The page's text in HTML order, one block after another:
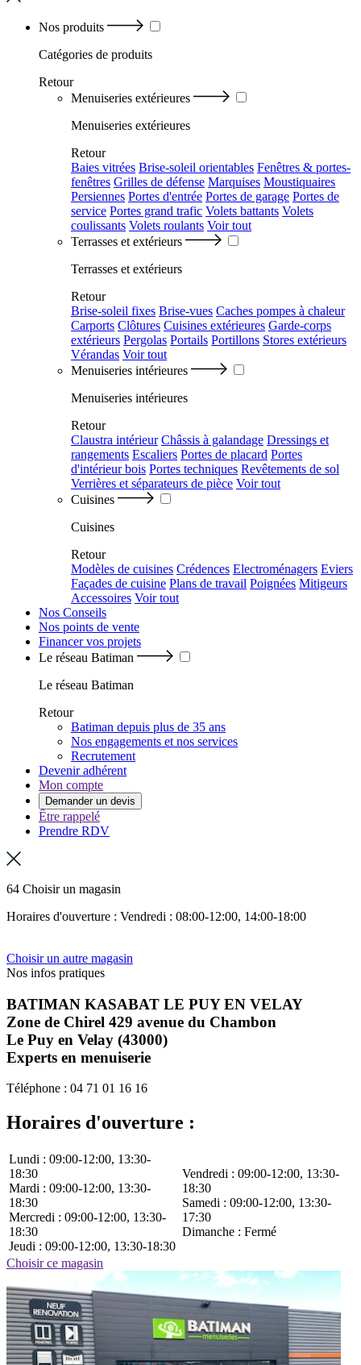
Nos produits
Catégories de produits
Retour
Menuiseries extérieures
Menuiseries extérieures
Retour
Baies vitrées Brise-soleil orientables Fenêtres & portes-
fenêtres Grilles de défense Marquises Moustiquaires
Persiennes Portes d'entrée Portes de garage Portes de
service Portes grand trafic Volets battants Volets
coulissants Volets roulants Voir tout
Terrasses et extérieurs
Terrasses et extérieurs
Retour
Brise-soleil fixes Brise-vues Caches pompes à chaleur
Carports Clôtures Cuisines extérieures Garde-corps
extérieurs Pergolas Portails Portillons Stores extérieurs
Vérandas Voir tout
Menuiseries intérieures
Menuiseries intérieures
Retour
Claustra intérieur Châssis à galandage Dressings et
rangements Escaliers Portes de placard Portes
d'intérieur bois Portes techniques Revêtements de sol
Verrières et séparateurs de pièce Voir tout
Cuisines
Cuisines
Retour
Modèles de cuisines Crédences Electroménagers Eviers
Façades de cuisine Plans de travail Poignées Mitigeurs
Accessoires Voir tout
Nos Conseils
Nos points de vente
Financer vos projets
Le réseau Batiman
Le réseau Batiman
Retour
Batiman depuis plus de 35 ans
Nos engagements et nos services
Recrutement
Devenir adhérent
Mon compte
Demander un devis
Être rappelé
Prendre RDV
64 Choisir un magasin
Horaires d'ouverture : Vendredi : 08:00-12:00, 14:00-18:00
Choisir un autre magasin
Nos infos pratiques
BATIMAN KASABAT LE PUY EN VELAY
Zone de Chirel 429 avenue du Chambon
Le Puy en Velay (43000)
Experts en menuiserie
Téléphone : 04 71 01 16 16
Horaires d'ouverture :
Lundi : 09:00-12:00, 13:30-
18:30
Mardi : 09:00-12:00, 13:30-
18:30
Mercredi : 09:00-12:00, 13:30-
18:30
Jeudi : 09:00-12:00, 13:30-18:30
Vendredi : 09:00-12:00, 13:30-
18:30
Samedi : 09:00-12:00, 13:30-
17:30
Dimanche : Fermé
Choisir ce magasin